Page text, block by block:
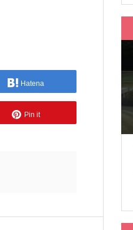
Hatena
Pin it